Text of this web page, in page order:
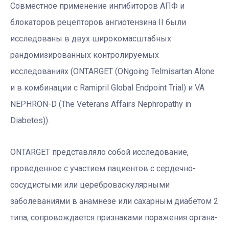
Совместное применение ингибиторов АПФ и
блокаторов рецепторов ангиотензина II были
исследованы в двух широкомасштабных
рандомизированных контролируемых
исследованиях (ONTARGET (ONgoing Telmisartan Alone
и в комбинации с Ramipril Global Endpoint Trial) и VA
NEPHRON-D (The Veterans Affairs Nephropathy in
Diabetes)).
ONTARGET представляло собой исследование,
проведенное с участием пациентов с сердечно-
сосудистыми или цереброваскулярными
заболеваниями в анамнезе или сахарным диабетом 2
типа, сопровождается признаками поражения органа-